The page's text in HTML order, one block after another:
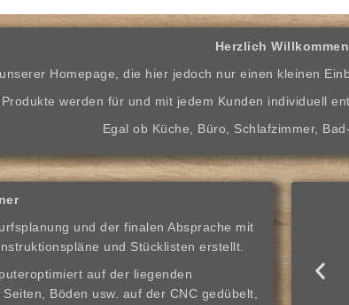
Herzlich Willkommen
Homepage, die hier jedoch nur einen kleinen
werden für und mit jedem Kunden individuell
Egal ob Küche, Büro, Schlafzimmer,
und der finalen Absprache mit
und Stücklisten erstellt.
auf der liegenden
Böden usw. auf der CNC gedübelt,